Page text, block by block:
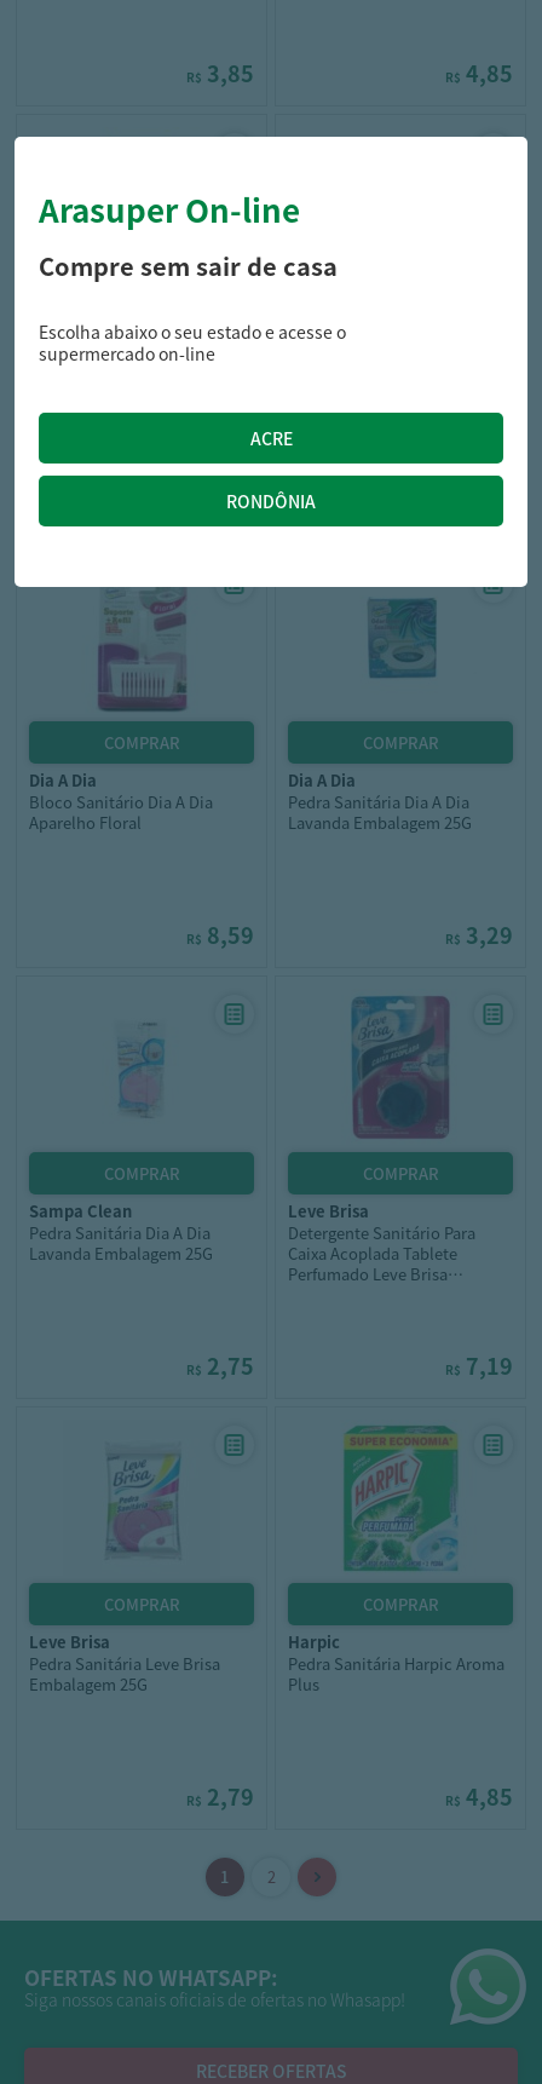
R$ 3,85 R$ 4,85
lipex
Limpador Sanitário Lipex
50G
9,99
dia a dia
Bloco Sanitário Dia A Dia
Aparelho Floral
R$ 8,59
dia a dia
Pedra Sanitária Dia A Dia
Lavanda Embalagem 25G
R$ 3,29
sampa clean
Pedra Sanitária Dia A Dia
Lavanda Embalagem 25G
R$ 2,75
leve brisa
Detergente Sanitário Para
Caixa Acoplada Tablete
Perfumado Leve Brisa
R$ 7,19
leve brisa
Pedra Sanitária Leve Brisa
Embalagem 25G
R$ 2,79
harpic
Pedra Sanitária Harpic Aroma
Plus
R$ 4,85
OFERTAS NO WHATSAPP:
Siga nossos canais oficiais de ofertas no Whasapp!
RECEBER OFERTAS
Arasuper On-line
Compre sem sair de casa
Escolha abaixo o seu estado e acesse o
supermercado on-line